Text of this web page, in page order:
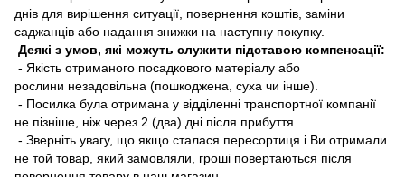
днів для вирішення ситуації, повернення коштів, заміни
саджанців або надання знижки на наступну покупку.
Деякі з умов, які можуть служити підставою компенсації:
- Якість отриманого посадкового матеріалу або
рослини незадовільна (пошкоджена, суха чи інше).
- Посилка була отримана у відділенні транспортної компанії
не пізніше, ніж через 2 (два) дні після прибуття.
- Зверніть увагу, що якщо сталася пересортиця і Ви отримали
не той товар, який замовляли, гроші повертаються після